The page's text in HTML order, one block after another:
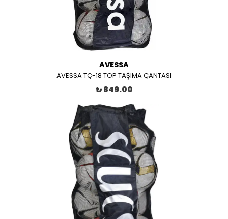
AVESSA
AVESSA TÇ-18 TOP TAŞIMA ÇANTASI
₺ 849.00